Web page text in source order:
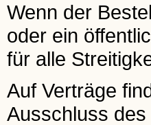
Wenn der
oder ein
für alle
Auf Verträge
Ausschluss